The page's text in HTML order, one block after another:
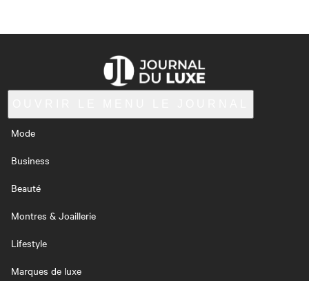
Mode
Business
Beauté
Montres & Joaillerie
Lifestyle
Marques de luxe